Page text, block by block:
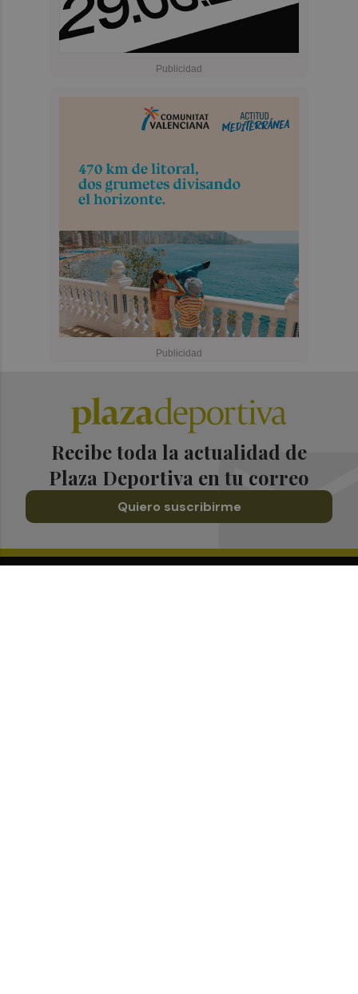
Recibe toda la actualidad de
Plaza Deportiva en tu correo
Quiero suscribirme